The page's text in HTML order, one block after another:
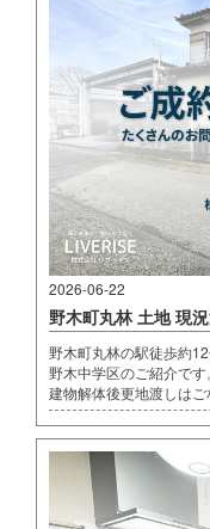
2026-06-22
野木町丸林 土地 現
野木町丸林の駅徒歩約
野木中学区のご紹介です
建物解体後更地渡しは